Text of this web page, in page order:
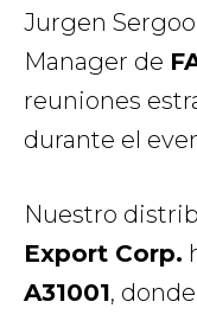
Jurgen
Manager de
reuniones
durante el
Nuestro
Export Corp.
A31001, donde